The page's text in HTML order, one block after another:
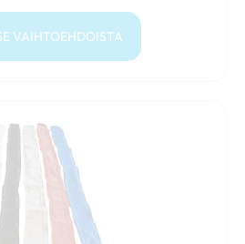
VAIHTOEHDOISTA
tuotteella
on
useampi
muunnelma.